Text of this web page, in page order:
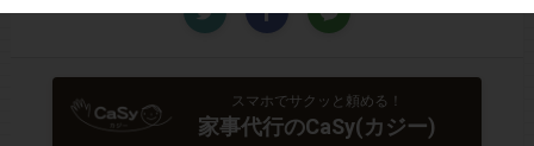
スマホでサクッと頼める！
家事代行のCaSy(カジー)